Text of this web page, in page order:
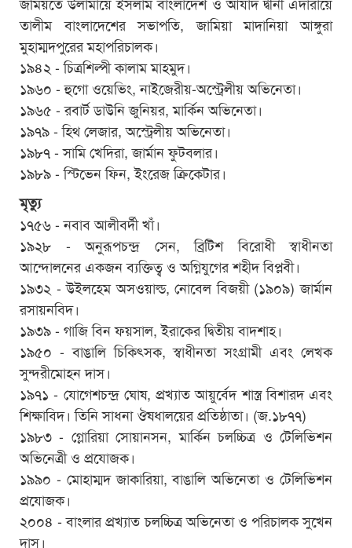
তালীম বাংলাদেশের সভাপতি, জামিয়া মাদানিয়া আঙ্গুরা
মুহাম্মদপুরের মহাপরিচালক।
১৯৪২ - চিত্রশিল্পী কালাম মাহমুদ।
১৯৬০ - হুগো ওয়েভিং, নাইজেরীয়-অস্ট্রেলীয় অভিনেতা।
১৯৬৫ - রবার্ট ডাউনি জুনিয়র, মার্কিন অভিনেতা।
১৯৭৯ - হিথ লেজার, অস্ট্রেলীয় অভিনেতা।
১৯৮৭ - সামি খেদিরা, জার্মান ফুটবলার।
১৯৮৯ - স্টিভেন ফিন, ইংরেজ ক্রিকেটার।
মৃত্যু
১৭৫৬ - নবাব আলীবর্দী খাঁ।
১৯২৮ - অনুরূপচন্দ্র সেন, ব্রিটিশ বিরোধী স্বাধীনতা
আন্দোলনের একজন ব্যক্তিত্ব ও অগ্নিযুগের শহীদ বিপ্লবী।
১৯৩২ - উইলহেম অসওয়াল্ড, নোবেল বিজয়ী (১৯০৯) জার্মান
রসায়নবিদ।
১৯৩৯ - গাজি বিন ফয়সাল, ইরাকের দ্বিতীয় বাদশাহ।
১৯৫০ - বাঙালি চিকিৎসক, স্বাধীনতা সংগ্রামী এবং লেখক
সুন্দরীমোহন দাস।
১৯৭১ - যোগেশচন্দ্র ঘোষ, প্রখ্যাত আয়ুর্বেদ শাস্ত্র বিশারদ এবং
শিক্ষাবিদ। তিনি সাধনা ঔষধালয়ের প্রতিষ্ঠাতা। (জ.১৮৭৭)
১৯৮৩ - গ্লোরিয়া সোয়ানসন, মার্কিন চলচ্চিত্র ও টেলিভিশন
অভিনেত্রী ও প্রযোজক।
১৯৯০ - মোহাম্মদ জাকারিয়া, বাঙালি অভিনেতা ও টেলিভিশন
প্রযোজক।
২০০৪ - বাংলার প্রখ্যাত চলচ্চিত্র অভিনেতা ও পরিচালক সুখেন
দাস।